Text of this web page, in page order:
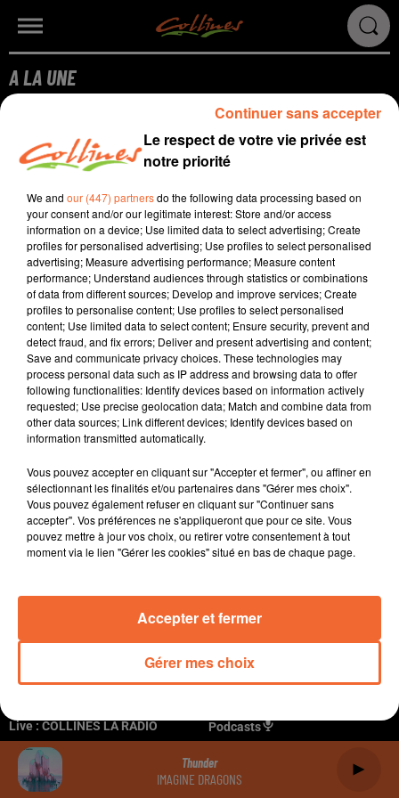
Live : COLLINES LA RADIO Podcasts
Thunder
IMAGINE DRAGONS
A LA UNE
RADIO PODCASTS JEUX MUSIQUE
SPORT CINÉMA CONTACT
Gestion des cookies Mentions légales Conditions générales
Politique cookies Politique de confidentialité Plan du site
Le respect de votre vie privée est
notre priorité
We and our (447) partnersdo the following data processing based on
your consent and/or our legitimate interest: Store and/or access
information on a device; Use limited data to select advertising; Create
profiles for personalised advertising; Use profiles to select personalised
advertising; Measure advertising performance; Measure content
performance; Understand audiences through statistics or combinations
of data from different sources; Develop and improve services; Create
profiles to personalise content; Use profiles to select personalised
content; Use limited data to select content; Ensure security, prevent and
detect fraud, and fix errors; Deliver and present advertising and content;
Save and communicate privacy choices. These technologies may
process personal data such as IP address and browsing data to offer
following functionalities: Identify devices based on information actively
requested; Use precise geolocation data; Match and combine data from
other data sources; Link different devices; Identify devices based on
information transmitted automatically.
Vous pouvez accepter en cliquant sur "Accepter et fermer", ou affiner en
sélectionnant les finalités et/ou partenaires dans "Gérer mes choix".
Vous pouvez également refuser en cliquant sur "Continuer sans
accepter". Vos préférences ne s'appliqueront que pour ce site. Vous
pouvez mettre à jour vos choix, ou retirer votre consentement à tout
moment via le lien "Gérer les cookies" situé en bas de chaque page.
Gérer mes choix
Accepter et fermer
Continuer sans accepter